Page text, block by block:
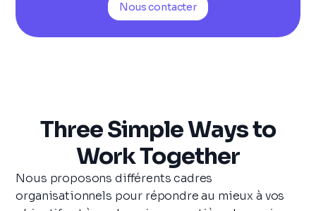
Nous contacter
Three Simple Ways to
Work Together
Nous proposons différents cadres
organisationnels pour répondre au mieux à vos